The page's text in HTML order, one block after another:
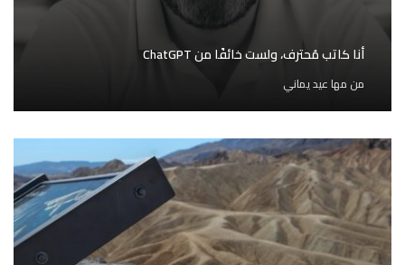
أنا كاتب مُحترف، ولست خائفًا من ChatGPT
من مها عيد يماني